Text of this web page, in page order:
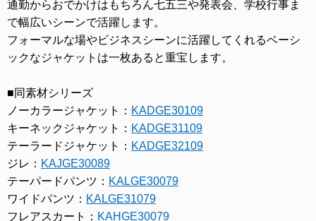
通勤からおでかけはもちろん七五三や発表会、学校行事ま
で幅広いシーンで活躍します。
フォーマルな場やビジネスシーンに活躍してくれるベーシ
ックなジャケットは一枚あると重宝します。
■同素材シリーズ
ノーカラージャケット： KADGE30109
キーネックジャケット： KADGE31109
テーラードジャケット： KADGE32109
ジレ： KAJGE30089
テーパードパンツ： KALGE30079
ワイドパンツ： KALGE31079
フレアスカート： KAHGE30079